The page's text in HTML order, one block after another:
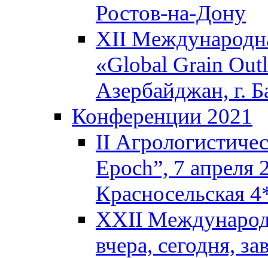
Ростов-на-Дону
XII
«Global Grain
Азербайджан, г.
Конференции 2021
II
Epoch”, 7
Красносельская
XXII
вчера, сегодня,